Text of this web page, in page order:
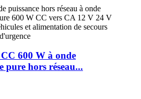
600 W à onde
pure hors réseau...